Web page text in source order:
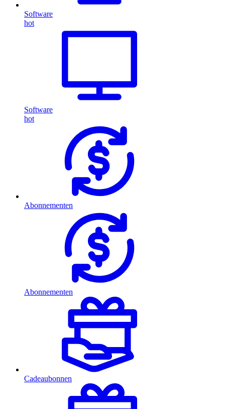
Software
hot
Software
hot
Abonnementen
Abonnementen
Cadeaubonnen